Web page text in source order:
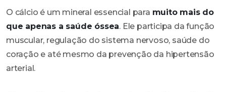
O cálcio é um mineral essencial para muito mais do
que apenas a saúde óssea. Ele participa da função
muscular, regulação do sistema nervoso, saúde do
coração e até mesmo da prevenção da hipertensão
arterial.